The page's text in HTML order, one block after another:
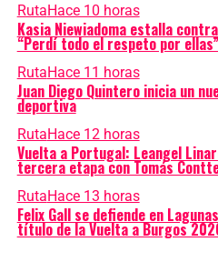
RutaHace 10 horas
Kasia Niewiadoma estalla
“Perdí todo el respeto por ellas”
RutaHace 11 horas
Juan Diego Quintero inicia un
deportiva
RutaHace 12 horas
Vuelta a Portugal: Leangel
tercera etapa con Tomás
RutaHace 13 horas
Felix Gall se defiende en
título de la Vuelta a Burgos